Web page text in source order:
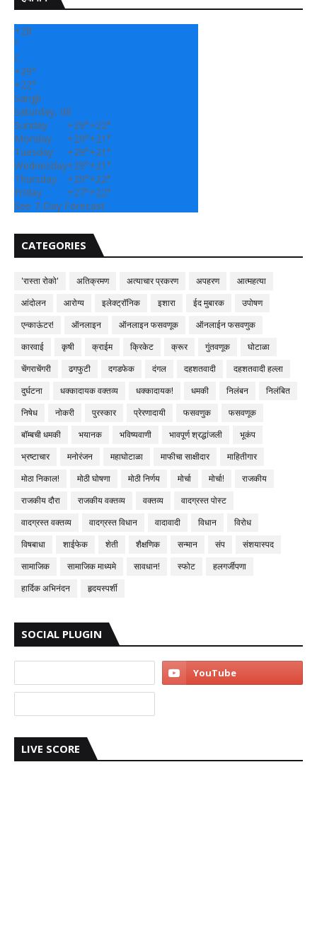
+28
°
C
+29°
+22°
Sangli
Saturday, 08
Sunday
+29°+22°
Monday
+29°+21°
Tuesday
+29°+21°
Wednesday+29°+21°
Thursday
+29°+22°
Friday
+27°+22°
See 7-Day Forecast
CATEGORIES
'रास्ता रोको' अतिक्रमण अत्याचार प्रकरण अपहरण
आत्महत्या
आंदोलन
आरोग्य इलेक्ट्रॉनिक इशारा ईद मुबारक
उपोषण
एन्काऊंटर!
ऑनलाइन ऑनलाइन फसवणूक
ऑनलाईन फसवणुक
कारवाई
कृषी क्राईम क्रिकेट क्रूर गुंतवणूक
घोटाळा
चेंगराचेंगरी
ढगफुटी दगडफेक दंगल दहशतवादी
दहशतवादी हल्ला
दुर्घटना
धक्कादायक वक्तव्य धक्कादायक! धमकी निलंबन
निलंबित
निषेध
नोकरी पुरस्कार प्रेरणादायी फसवणुक
फसवणूक
बॉम्बची धमकी
भयानक भविष्यवाणी भावपूर्ण श्रद्धांजली
भूकंप
भ्रष्टाचार
मनोरंजन महाघोटाळा माफीचा साक्षीदार
माहितीगार
मोठा निकाल!
मोठी घोषणा मोठी निर्णय मोर्चा मोर्चा!
राजकीय
राजकीय दौरा
राजकीय वक्तव्य वक्तव्य
वादग्रस्त पोस्ट
वादग्रस्त वक्तव्य
वादग्रस्त विधान वादावादी विधान
विरोध
विषबाधा
शाईफेक शेती शैक्षणिक सन्मान संप
संशयास्पद
सामाजिक
सामाजिक माध्यमे सावधान! स्फोट
हलगर्जीपणा
हार्दिक अभिनंदन
हृदयस्पर्शी
SOCIAL PLUGIN
LIVE SCORE